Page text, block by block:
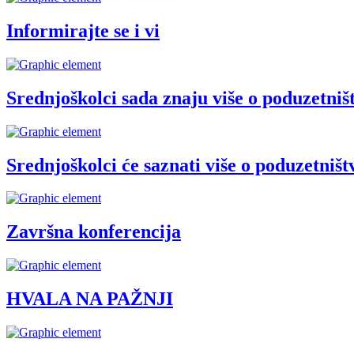
Informirajte se i vi
Srednjoškolci sada znaju više o
Srednjoškolci će saznati više o
Završna konferencija
HVALA NA PAŽNJI